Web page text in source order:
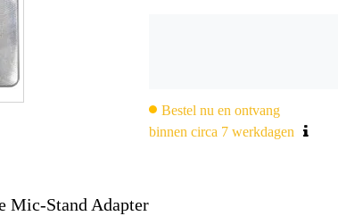
Bestel nu en ontvang
binnen circa 7 werkdagen
Mic-Stand Adapter